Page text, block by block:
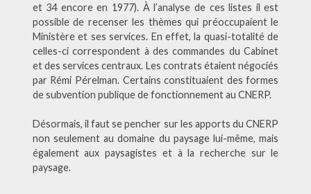
et 34 encore en 1977). À l’analyse de ces listes il est
possible de recenser les thèmes qui préoccupaient le
Ministère et ses services. En effet, la quasi-totalité de
celles-ci correspondent à des commandes du Cabinet
et des services centraux. Les contrats étaient négociés
par Rémi Pérelman. Certains constituaient des formes
de subvention publique de fonctionnement au CNERP.
Désormais, il faut se pencher sur les apports du CNERP
non seulement au domaine du paysage lui-même, mais
également aux paysagistes et à la recherche sur le
paysage.